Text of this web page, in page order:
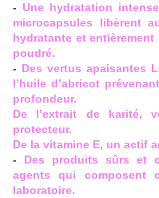
- Une hydratation
microcapsules libèrent
hydratante et
poudré.
- Des vertus apaisantes
l’huile d’abricot
profondeur.
De l’extrait de karité,
protecteur.
De la vitamine E, un actif
- Des produits sûrs et
agents qui composent
laboratoire.